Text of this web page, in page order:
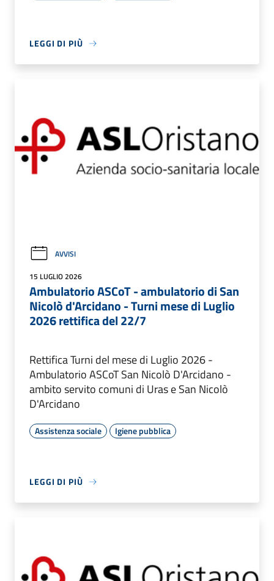
LEGGI DI PIÙ
AVVISI
15 LUGLIO 2026
Ambulatorio ASCoT - ambulatorio di San
Nicolò d'Arcidano - Turni mese di Luglio
2026 rettifica del 22/7
Rettifica Turni del mese di Luglio 2026 -
Ambulatorio ASCoT San Nicolò D'Arcidano -
ambito servito comuni di Uras e San Nicolò
D'Arcidano
Assistenza sociale Igiene pubblica
LEGGI DI PIÙ